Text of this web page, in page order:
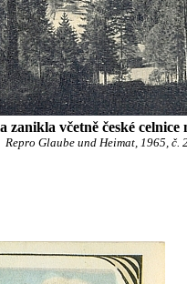
zanikla včetně české celnice
Repro Glaube und Heimat, 1965, č.